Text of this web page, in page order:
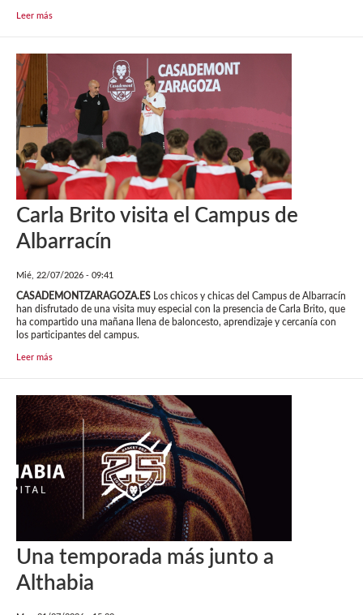
Leer más
Carla Brito visita el Campus de
Albarracín
Mié, 22/07/2026 - 09:41
CASADEMONTZARAGOZA.ES Los chicos y chicas del Campus de Albarracín
han disfrutado de una visita muy especial con la presencia de Carla Brito, que
ha compartido una mañana llena de baloncesto, aprendizaje y cercanía con
los participantes del campus.
Leer más
Una temporada más junto a
Althabia